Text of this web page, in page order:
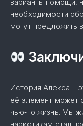
необходимости
могут предложить
История Алекса –
её элемент может
чью‑то жизнь. Мы